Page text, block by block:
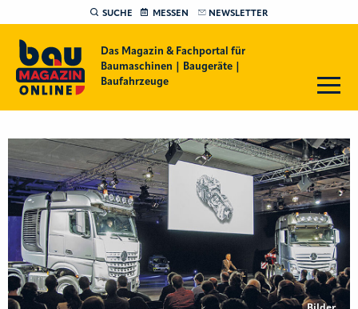
SUCHE MESSEN NEWSLETTER
Das Magazin & Fachportal für
Baumaschinen | Baugeräte |
Baufahrzeuge